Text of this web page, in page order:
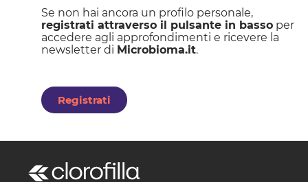
Se non hai ancora un profilo personale,
registrati attraverso il pulsante in basso per
accedere agli approfondimenti e ricevere la
newsletter di Microbioma.it.
Registrati